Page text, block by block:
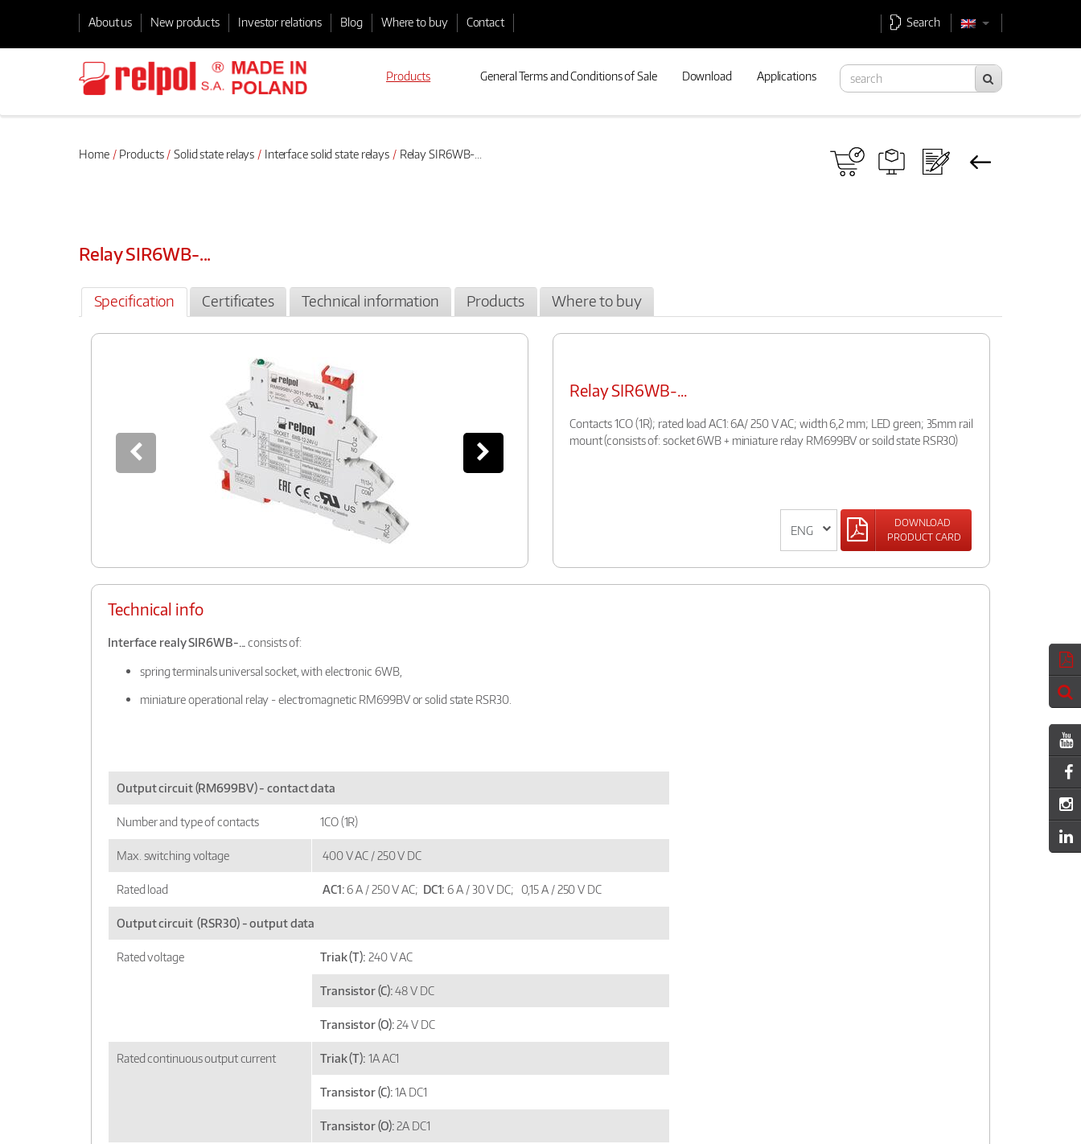
About us New products Investor relations Blog Where to buy Contact Search
Products General Terms and Conditions of Sale Download Applications
Home Products Solid state relays Interface solid state relays Relay SIR6WB-...
Relay SIR6WB-...
Specification Certificates Technical information Products Where to buy
Relay SIR6WB-...
Contacts 1CO (1R); rated load AC1: 6A/ 250 V AC; width 6,2 mm; LED green; 35mm rail
mount (consists of: socket 6WB + miniature relay RM699BV or soild state RSR30)
DOWNLOAD
PRODUCT CARD
Technical info
Interface realy SIR6WB-... consists of:
spring terminals universal socket, with electronic 6WB,
miniature operational relay - electromagnetic RM699BV or solid state RSR30.
Output circuit (RM699BV) - contact data
Number and type of contacts 1CO (1R)
Max. switching voltage 400 V AC / 250 V DC
Rated load AC1:6 A / 250 V AC; DC1: 6 A / 30 V DC; 0,15 A / 250 V DC
Output circuit (RSR30) - output data
Rated voltage Triak (T): 240 V AC
Transistor (C):48 V DC
Transistor (O): 24 V DC
Rated continuous output current Triak (T): 1A AC1
Transistor (C):1A DC1
Transistor (O): 2A DC1